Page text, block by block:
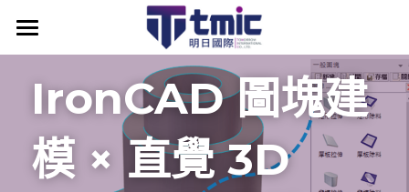
產品資訊
最新消息
最新消息
關於明日
IronCAD
IronCAD 圖塊建
模 × 直覺 3D